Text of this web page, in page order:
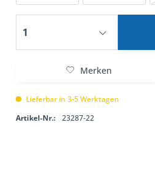
Merken
Lieferbar in 3-5 Werktagen
Artikel-Nr.:
23287-22